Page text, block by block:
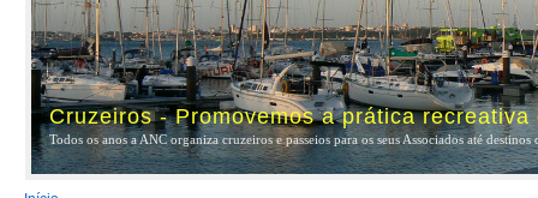
Cruzeiros - Promovemos a prática
Todos os anos a ANC organiza cruzeiros e passeios para os seus Associados até